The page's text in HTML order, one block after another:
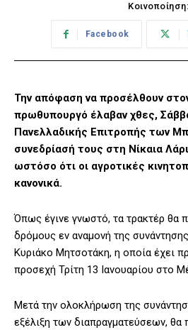
Κοινοποίηση:
Facebook
Την απόφαση να προσέλθουν
πρωθυπουργό έλαβαν χθες,
Πανελλαδικής Επιτροπής των
συνεδρίασή τους στη Νίκαια
ωστόσο ότι οι αγροτικές
κανονικά.
Όπως έγινε γνωστό, τα τρακτέρ θα
δρόμους εν αναμονή της
Κυριάκο Μητσοτάκη, η οποία έχει
προσεχή Τρίτη 13 Ιανουαρίου στο
Μετά την ολοκλήρωση της
εξέλιξη των διαπραγματεύσεων, θα